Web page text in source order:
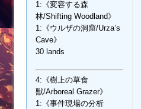
1:《変容する森
林/Shifting Woodland》
1:《ウルザの洞窟/Urza’s
Cave》
30 lands
4:《樹上の草食
獣/Arboreal Grazer》
1:《事件現場の分析